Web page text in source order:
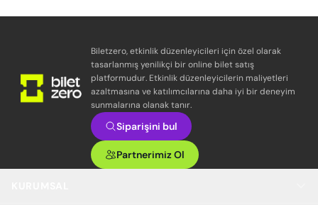
Biletzero, etkinlik düzenleyicileri için özel olarak
tasarlanmış yenilikçi bir online bilet satış
platformudur. Etkinlik düzenleyicilerin maliyetleri
azaltmasına ve katılımcılarına daha iyi bir deneyim
sunmalarına olanak tanır.
Siparişini bul
Partnerimiz Ol